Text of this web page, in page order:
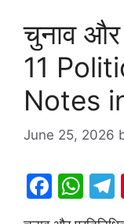
चुनाव और
11
Notes
June 25, 2026
F
a
W
h
el